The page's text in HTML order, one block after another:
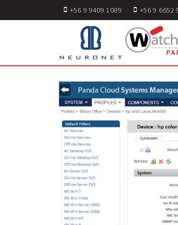
+56 9 9409 1089 +56 9 6652